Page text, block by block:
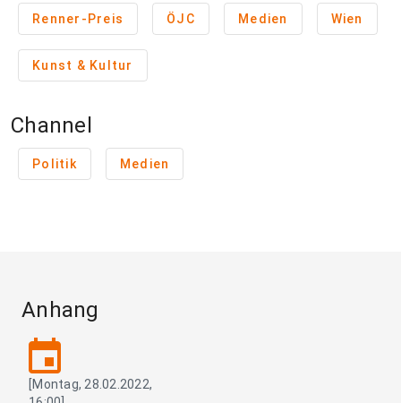
Renner-Preis ÖJC Medien Wien
Kunst & Kultur
Channel
Politik Medien
Anhang
event
[Montag, 28.02.2022,